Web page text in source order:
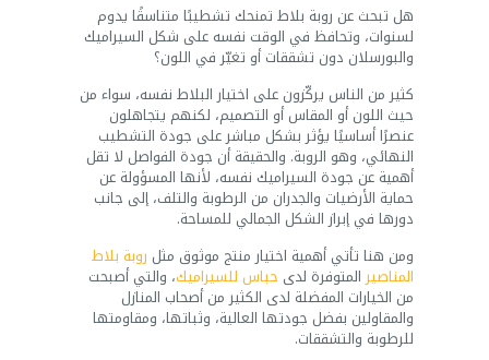
هل تبحث عن روبة بلاط تمنحك تشطيبًا متناسقًا يدوم
لسنوات، وتحافظ في الوقت نفسه على شكل السيراميك
والبورسلان دون تشققات أو تغيّر في اللون؟
كثير من الناس يركّزون على اختيار البلاط نفسه، سواء من
حيث اللون أو المقاس أو التصميم، لكنهم يتجاهلون
عنصرًا أساسيًا يؤثر بشكل مباشر على جودة التشطيب
النهائي، وهو الروبة. والحقيقة أن جودة الفواصل لا تقل
أهمية عن جودة السيراميك نفسه، لأنها المسؤولة عن
حماية الأرضيات والجدران من الرطوبة والتلف، إلى جانب
دورها في إبراز الشكل الجمالي للمساحة.
ومن هنا تأتي أهمية اختيار منتج موثوق مثل روبة بلاط
المناصير المتوفرة لدى حباس للسيراميك، والتي أصبحت
من الخيارات المفضلة لدى الكثير من أصحاب المنازل
والمقاولين بفضل جودتها العالية، وثباتها، ومقاومتها
للرطوبة والتشققات.